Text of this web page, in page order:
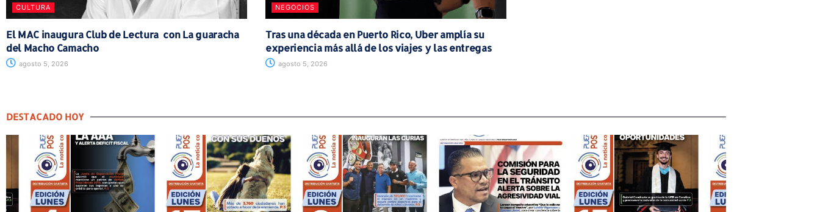
CULTURA
El MAC inaugura Club de Lectura con La guaracha
del Macho Camacho
agosto 5, 2026
NEGOCIOS
Tras una década en Puerto Rico, Uber amplía su
experiencia más allá de los viajes y las entregas
agosto 5, 2026
DESTACADO HOY